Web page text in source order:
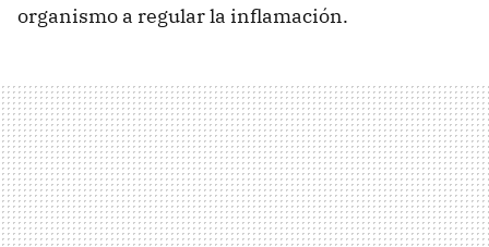
organismo a regular la inflamación.